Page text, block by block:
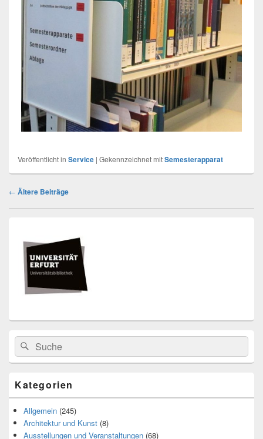
Veröffentlicht in Service | Gekennzeichnet mitSemesterapparat
Beitragsnavigation
← Ältere Beiträge
Widget-
Bereich
Search
for:
Suche
Kategorien
Allgemein (245)
Architektur und Kunst (8)
Ausstellungen und Veranstaltungen (68)